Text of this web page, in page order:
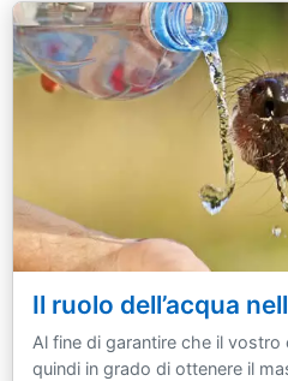
Il ruolo dell’acqua
Al fine di garantire che il
quindi in grado di ottenere il